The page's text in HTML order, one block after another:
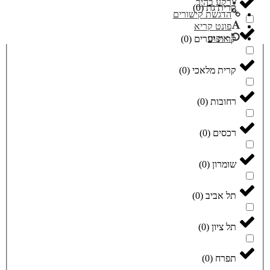
קרית גת(
0
)
קרית יערים (
0
)
קרית מלאכי (
0
)
רחובות (
0
)
רכסים (
0
)
שומרון (
0
)
תל אביב (
0
)
תל ציון (
0
)
תפרח (
0
)
רקע בהיר
הדגשת קישורים
פונט קריא
איפוס